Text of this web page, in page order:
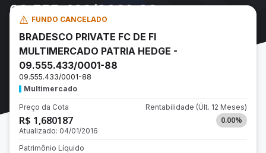
09.555.433/0001-88
FUNDO CANCELADO
BRADESCO PRIVATE FC DE FI
MULTIMERCADO PATRIA HEDGE -
09.555.433/0001-88
09.555.433/0001-88
Multimercado
Preço da Cota
R$ 1,680187
Atualizado: 04/01/2016
Rentabilidade (Últ. 12 Meses)
0.00%
Patrimônio Líquido